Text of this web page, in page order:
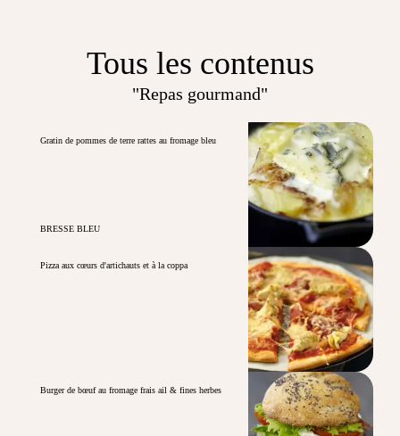
Tous les contenus
"Repas gourmand"
Gratin de pommes de terre rattes au fromage bleu
BRESSE BLEU
Pizza aux cœurs d'artichauts et à la coppa
Burger de bœuf au fromage frais ail & fines herbes